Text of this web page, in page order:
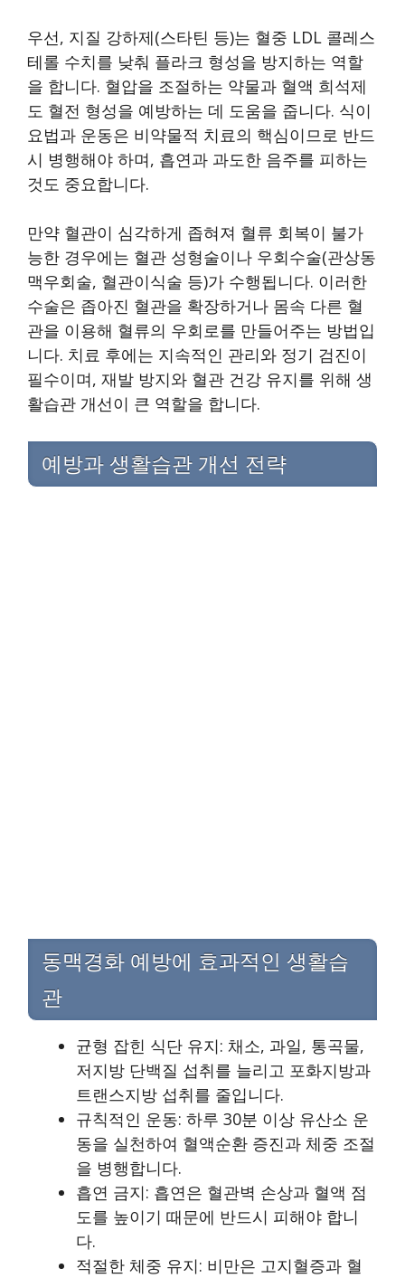
우선, 지질 강하제(스타틴 등)는 혈중 LDL 콜레스
테롤 수치를 낮춰 플라크 형성을 방지하는 역할
을 합니다. 혈압을 조절하는 약물과 혈액 희석제
도 혈전 형성을 예방하는 데 도움을 줍니다. 식이
요법과 운동은 비약물적 치료의 핵심이므로 반드
시 병행해야 하며, 흡연과 과도한 음주를 피하는
것도 중요합니다.
만약 혈관이 심각하게 좁혀져 혈류 회복이 불가
능한 경우에는 혈관 성형술이나 우회수술(관상동
맥우회술, 혈관이식술 등)가 수행됩니다. 이러한
수술은 좁아진 혈관을 확장하거나 몸속 다른 혈
관을 이용해 혈류의 우회로를 만들어주는 방법입
니다. 치료 후에는 지속적인 관리와 정기 검진이
필수이며, 재발 방지와 혈관 건강 유지를 위해 생
활습관 개선이 큰 역할을 합니다.
예방과 생활습관 개선 전략
동맥경화 예방에 효과적인 생활습
관
균형 잡힌 식단 유지: 채소, 과일, 통곡물,
저지방 단백질 섭취를 늘리고 포화지방과
트랜스지방 섭취를 줄입니다.
규칙적인 운동: 하루 30분 이상 유산소 운
동을 실천하여 혈액순환 증진과 체중 조절
을 병행합니다.
흡연 금지: 흡연은 혈관벽 손상과 혈액 점
도를 높이기 때문에 반드시 피해야 합니
다.
적절한 체중 유지: 비만은 고지혈증과 혈